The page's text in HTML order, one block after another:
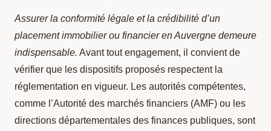
Assurer la conformité légale et la crédibilité d’un
placement immobilier ou financier en Auvergne demeure
indispensable. Avant tout engagement, il convient de
vérifier que les dispositifs proposés respectent la
réglementation en vigueur. Les autorités compétentes,
comme l’Autorité des marchés financiers (AMF) ou les
directions départementales des finances publiques, sont